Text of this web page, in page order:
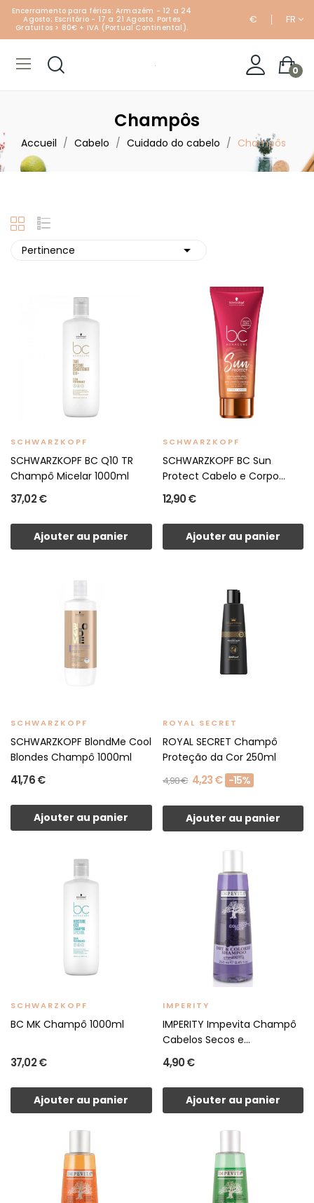
Encerramento para férias: Armazém - 12 a 24
Agosto; Escritório - 17 a 21 Agosto. Portes
Gratuitos > 80€ + IVA (Portual Continental).
€ FR
0
Champôs
Accueil Cabelo Cuidado do cabelo Champôs
Pertinence 
SCHWARZKOPF
SCHWARZKOPF BC Q10 TR
Champô Micelar 1000ml
37,02 €
Ajouter au panier
SCHWARZKOPF
SCHWARZKOPF BC Sun
Protect Cabelo e Corpo
200ml
12,90 €
Ajouter au panier
SCHWARZKOPF
SCHWARZKOPF BlondMe Cool
Blondes Champô 1000ml
41,76 €
Ajouter au panier
ROYAL SECRET
ROYAL SECRET Champô
Proteção da Cor 250ml
4,98 € 4,23 € -15%
Ajouter au panier
SCHWARZKOPF
BC MK Champô 1000ml
37,02 €
Ajouter au panier
IMPERITY
IMPERITY Impevita Champô
Cabelos Secos e...
4,90 €
Ajouter au panier